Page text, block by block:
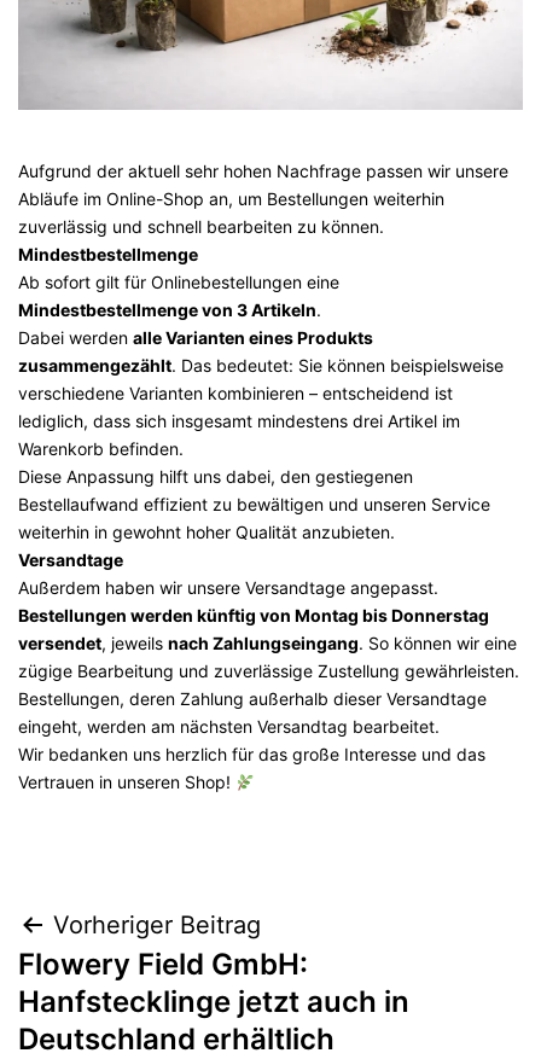
Aufgrund der aktuell sehr hohen Nachfrage passen wir unsere
Abläufe im Online-Shop an, um Bestellungen weiterhin
zuverlässig und schnell bearbeiten zu können.
Mindestbestellmenge
Ab sofort gilt für Onlinebestellungen eine
Mindestbestellmenge von 3 Artikeln.
Dabei werden alle Varianten eines Produkts
zusammengezählt. Das bedeutet: Sie können beispielsweise
verschiedene Varianten kombinieren – entscheidend ist
lediglich, dass sich insgesamt mindestens drei Artikel im
Warenkorb befinden.
Diese Anpassung hilft uns dabei, den gestiegenen
Bestellaufwand effizient zu bewältigen und unseren Service
weiterhin in gewohnt hoher Qualität anzubieten.
Versandtage
Außerdem haben wir unsere Versandtage angepasst.
Bestellungen werden künftig von Montag bis Donnerstag
versendet, jeweils nach Zahlungseingang. So können wir eine
zügige Bearbeitung und zuverlässige Zustellung gewährleisten.
Bestellungen, deren Zahlung außerhalb dieser Versandtage
eingeht, werden am nächsten Versandtag bearbeitet.
Wir bedanken uns herzlich für das große Interesse und das
Vertrauen in unseren Shop!
Beitragsnavigation
Vorheriger Beitrag
Flowery Field GmbH:
Hanfstecklinge jetzt auch in
Deutschland erhältlich